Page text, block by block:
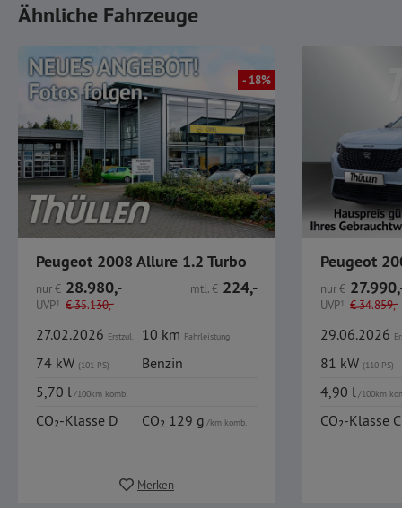
Ähnliche Fahrzeuge
- 18%
Peugeot 2008 Allure 1.2 Turbo
nur€ 28.980,-
UVP1 €35.130,-
mtl.€ 224,-
27.02.2026 Erstzul. 10 km Fahrleistung
74 kW (101 PS)
Benzin
5,70 l/100km komb.
CO₂-Klasse D CO₂ 129 g/km komb.
Merken
nur€
UVP1 €34.859,-
29.06.2026
81 kW (110 PS)
4,90 l/100km
CO₂-Klasse C